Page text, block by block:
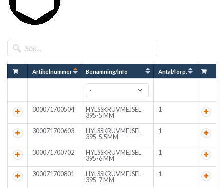
Artikelnummer Benämning/Info Antal/förp.
300071700504
HYLSSKRUVMEJSEL
395-5 MM
1
300071700603
HYLSSKRUVMEJSEL
395-5,5MM
1
300071700702
HYLSSKRUVMEJSEL
395-6 MM
1
300071700801
HYLSSKRUVMEJSEL
395-7 MM
1